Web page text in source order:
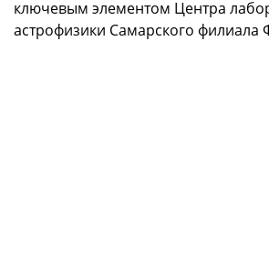
ключевым элементом Центра
астрофизики Самарского